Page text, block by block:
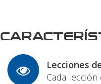
Lecciones
Cada